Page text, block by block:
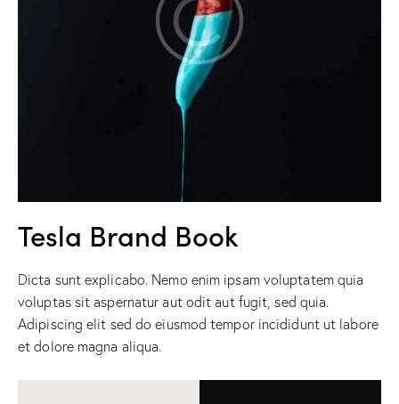
Tesla Brand Book
Dicta sunt explicabo. Nemo enim ipsam voluptatem quia
voluptas sit aspernatur aut odit aut fugit, sed quia.
Adipiscing elit sed do eiusmod tempor incididunt ut labore
et dolore magna aliqua.